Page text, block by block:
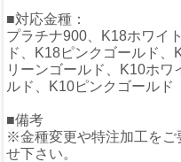
■対応金種：
プラチナ900、K18ホワイ
ド、K18ピンクゴールド
リーンゴールド、K10ホ
ルド、K10ピンクゴールド
■備考
※金種変更や特注加工をご
せ下さい。